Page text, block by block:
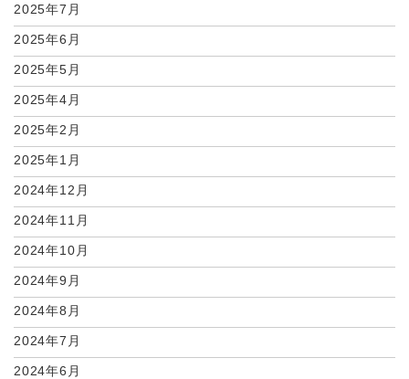
2025年7月
2025年6月
2025年5月
2025年4月
2025年2月
2025年1月
2024年12月
2024年11月
2024年10月
2024年9月
2024年8月
2024年7月
2024年6月